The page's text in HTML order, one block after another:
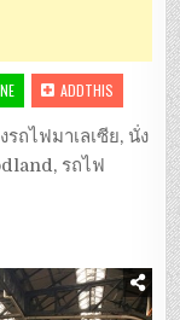
ADDTHIS
รถไฟมาเลเซีย, นั่ง
, รถไฟ